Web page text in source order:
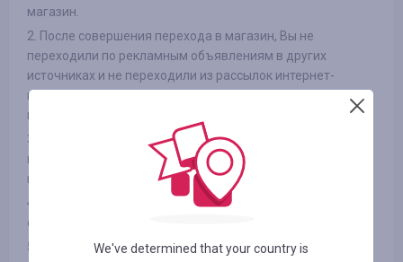
магазин.
2. После совершения перехода в магазин, Вы не
переходили по рекламным объявлениям в других
источниках и не переходили из рассылок интернет-
магазинов на сайт, так же не использовали сторонние
промокоды
3. Выбранный Вами товар участвует в кэшбэке (в
некоторых интернет-магазинах есть разделение на
категории, смотрите вкладку «ИНФОРМАЦИЯ/УСЛОВИЯ» )
4. После оплаты товара Вами в интернет-магазине, Вы не
отказались от товара по каким либо причинам
5. Вы не используете или отключили специальные
We've determined that your country is